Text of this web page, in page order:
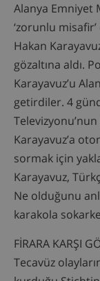
Alanya Emniyet
‘zorunlu
Hakan
gözaltına aldı.
Karayavuz’u
getirdiler. 4
Karayavuz’a
sormak için
Karayavuz,
Ne olduğunu
karakola
FİRARA KARŞI
Tecavüz